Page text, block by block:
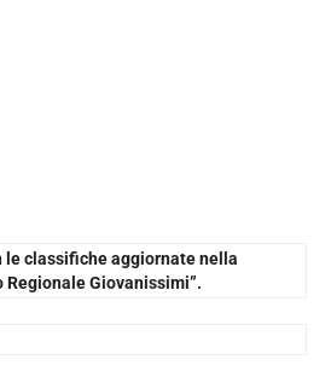
le classifiche aggiornate nella
Giovanissimi”.